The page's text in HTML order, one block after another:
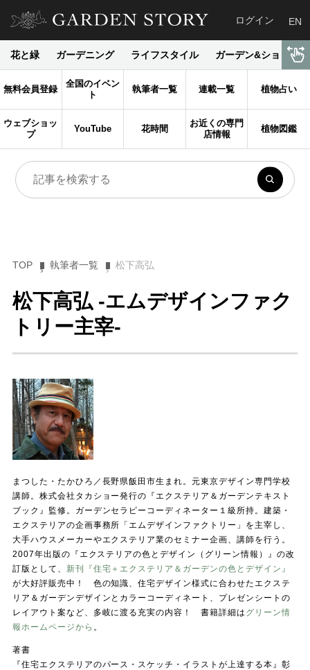
ログイン EN
花と緑 ガーデニング ライフスタイル ガーデン&ショップ
無料会員登録
全国のイベン
ト
執筆者一覧 連載一覧 植物占い
ウェブショッ
プ
YouTube 花時間
お近くの専門
店情報
植物図鑑
TOP 執筆者一覧 松下高弘
松下高弘 -エムデザインファク
トリー主宰-
まつした・たかひろ／長野県飯田市生まれ。元東京デザイン専門学校
講師。株式会社タカショー発行の『エクステリア＆ガーデンテキスト
ブック』監修。ガーデンセラピーコーディネーター１級所持。建築・
エクステリアの企画事務所「エムデザインファクトリー」を主宰し、
大手ハウスメーカーやエクステリア業のセミナー企画、講師を行う。
2007年出版の『エクステリアの色とデザイン（グリーン情報）』の改
訂版として、 新刊『住宅＋エクステリア＆ガーデンの色とデザイン』
が大好評販売中！ 色の知識、住宅デザイン様式に合わせたエクステ
リア＆ガーデンデザインとカラーコーディネート、プレゼンシートの
レイアウト案など、多岐に渡る充実の内容！ 書籍詳細は グリーン情
報ホームページから 。
著書
『住宅エクステリアのパース・スケッチ・イラストが上達する本』彰